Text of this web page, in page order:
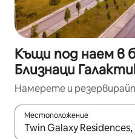
Къщи под наем в
Близнаци
Намерете и
Местоположение
Когато резултатите се